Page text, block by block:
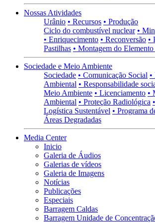
Nossas Atividades
Urânio • Recursos • Produção
Ciclo do combustível nuclear •
• Enriquecimento • Reconversão •
Pastilhas • Montagem do
Sociedade e Meio Ambiente
Sociedade • Comunicação Social
Ambiental • Responsabilidade
Meio Ambiente • Licenciamento •
Ambiental • Proteção Radiológica
Logística Sustentável • Programa
Áreas Degradadas
Media Center
Inicio
Galeria de Áudios
Galerias de vídeos
Galeria de Imagens
Notícias
Publicações
Especiais
Barragem Caldas
Barragem Unidade de